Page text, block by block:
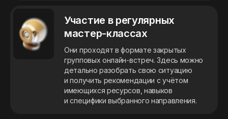
Участие в регулярных
мастер-классах
Они проходят в формате закрытых
групповых онлайн-встреч. Здесь можно
детально разобрать свою ситуацию
и получить рекомендации с учётом
имеющихся ресурсов, навыков
и специфики выбранного направления.